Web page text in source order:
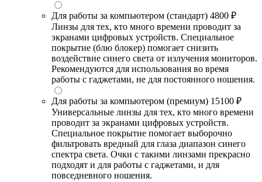
Для работы за компьютером (стандарт) 4800 ₽
Линзы для тех, кто много времени проводит за
экранами цифровых устройств. Специальное
покрытие (блю блокер) помогает снизить
воздействие синего света от излучения мониторов.
Рекомендуются для использования во время
работы с гаджетами, не для постоянного ношения.
Для работы за компьютером (премиум) 15100 ₽
Универсальные линзы для тех, кто много времени
проводит за экранами цифровых устройств.
Специальное покрытие помогает выборочно
фильтровать вредный для глаза диапазон синего
спектра света. Очки с такими линзами прекрасно
подходят и для работы с гаджетами, и для
повседневного ношения.